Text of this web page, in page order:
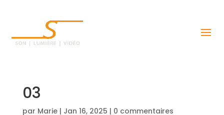
03
par Marie| Jan 16, 2025 | 0 commentaires